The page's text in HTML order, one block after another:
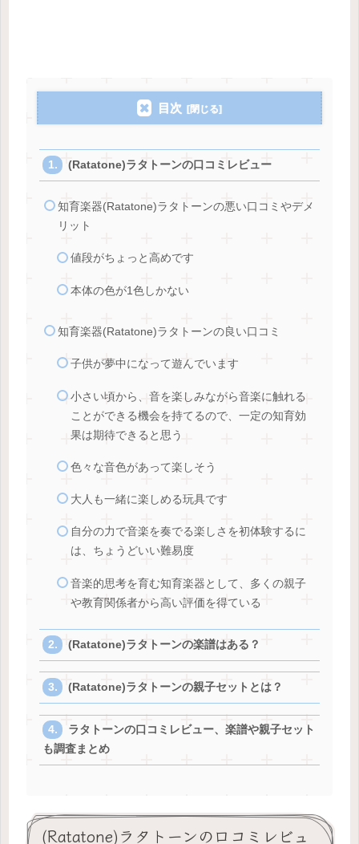
目次
(Ratatone)ラタトーンの口コミレビュー
知育楽器(Ratatone)ラタトーンの悪い口コミやデメ
リット
値段がちょっと高めです
本体の色が1色しかない
知育楽器(Ratatone)ラタトーンの良い口コミ
子供が夢中になって遊んでいます
小さい頃から、音を楽しみながら音楽に触れる
ことができる機会を持てるので、一定の知育効
果は期待できると思う
色々な音色があって楽しそう
大人も一緒に楽しめる玩具です
自分の力で音楽を奏でる楽しさを初体験するに
は、ちょうどいい難易度
音楽的思考を育む知育楽器として、多くの親子
や教育関係者から高い評価を得ている
(Ratatone)ラタトーンの楽譜はある？
(Ratatone)ラタトーンの親子セットとは？
ラタトーンの口コミレビュー、楽譜や親子セット
も調査まとめ
(Ratatone)ラタトーンの口コミレビュ